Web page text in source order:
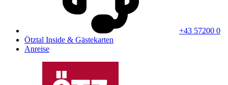
+43 57200 0
Ötztal Inside & Gästekarten
Anreise